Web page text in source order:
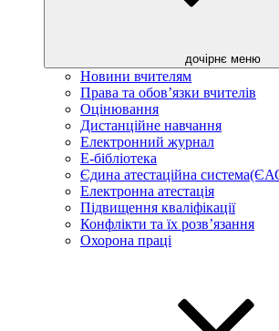
дочірнє меню
Новини вчителям
Права та обов’язки вчителів
Оцінювання
Дистанційне навчання
Електронний журнал
E-бібліотека
Єдина атестаційна
Електронна атестація
Підвищення кваліфікації
Конфлікти та їх розв’язання
Охорона праці